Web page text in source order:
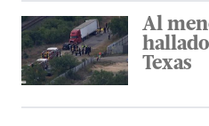
Al
Texas